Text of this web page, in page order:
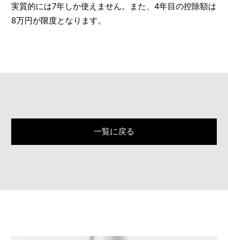
実質的には7年しか使えません。また、4年目の控除額は
8万円が限度となります。
一覧に戻る